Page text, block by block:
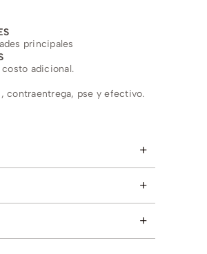
principales
adicional.
contraentrega, pse y efectivo.
+
+
+